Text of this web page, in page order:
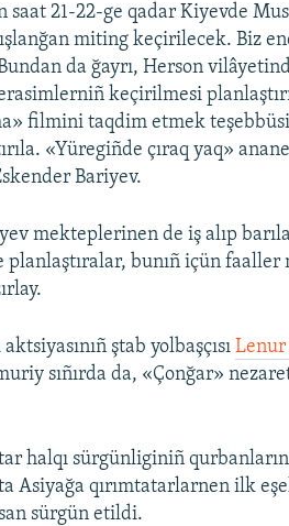
saat 21-22-ge qadar Kiyevde
miting keçirilecek. Biz
da ğayrı, Herson
keçirilmesi
filmini taqdim etmek
«Yüregiñde çıraq yaq»
Bariyev.
mekteplerinen de iş alıp
planlaştıralar, bunıñ içün faaller
ştab yolbaşçısıLenur
sıñırda da, «Çonğar»
halqı sürgünliginiñ
Asiyağa qırımtatarlarnen ilk
sürgün etildi.